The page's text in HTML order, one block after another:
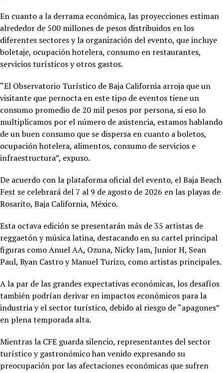
En cuanto a la derrama económica, las proyecciones estiman
alrededor de 500 millones de pesos distribuidos en los
diferentes sectores y la organización del evento, que incluye
boletaje, ocupación hotelera, consumo en restaurantes,
servicios turísticos y otros gastos.
“El Observatorio Turístico de Baja California arroja que un
visitante que pernocta en este tipo de eventos tiene un
consumo promedio de 20 mil pesos por persona, si eso lo
multiplicamos por el número de asistencia, estamos hablando
de un buen consumo que se dispersa en cuanto a boletos,
ocupación hotelera, alimentos, consumo de servicios e
infraestructura”, expuso.
De acuerdo con la plataforma oficial del evento, el Baja Beach
Fest se celebrará del 7 al 9 de agosto de 2026 en las playas de
Rosarito, Baja California, México.
Esta octava edición se presentarán más de 35 artistas de
reggaetón y música latina, destacando en su cartel principal
figuras como Anuel AA, Ozuna, Nicky Jam, Junior H, Sean
Paul, Ryan Castro y Manuel Turizo, como artistas principales.
A la par de las grandes expectativas económicas, los desafíos
también podrían derivar en impactos económicos para la
industria y el sector turístico, debido al riesgo de “apagones”
en plena temporada alta.
Mientras la CFE guarda silencio, representantes del sector
turístico y gastronómico han venido expresando su
preocupación por las afectaciones económicas que sufren